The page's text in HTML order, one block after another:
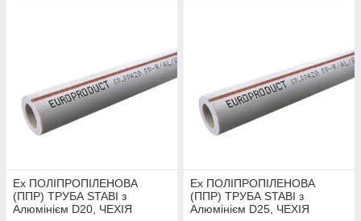
Ex ПОЛІПРОПІЛЕНОВА
(ППР) ТРУБА STABI з
Алюмінієм D20, ЧЕХІЯ
Ex ПОЛІПРОПІЛЕНОВА
(ППР) ТРУБА STABI з
Алюмінієм D25, ЧЕХІЯ